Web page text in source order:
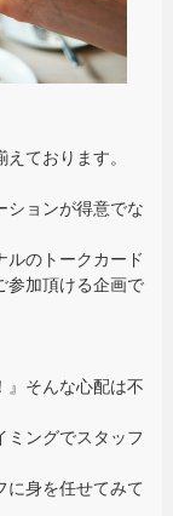
ております。
ションが得意でな
ルのトークカード
参加頂ける企画で
』そんな心配は不
ミングでスタッフ
に身を任せてみて